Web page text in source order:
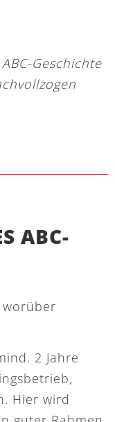
Geschichte
ABC-
2 Jahre
Hier wird